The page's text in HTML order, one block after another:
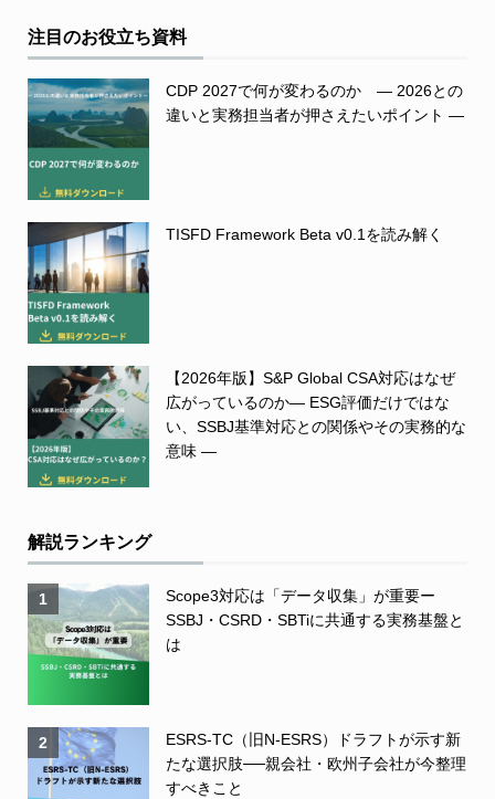
注目のお役立ち資料
CDP 2027で何が変わるのか ― 2026との
違いと実務担当者が押さえたいポイント ―
TISFD Framework Beta v0.1を読み解く
【2026年版】S&P Global CSA対応はなぜ
広がっているのか― ESG評価だけではな
い、SSBJ基準対応との関係やその実務的な
意味 ―
解説ランキング
1
Scope3対応は「データ収集」が重要ー
SSBJ・CSRD・SBTiに共通する実務基盤と
は
2
ESRS-TC（旧N-ESRS）ドラフトが示す新
たな選択肢──親会社・欧州子会社が今整理
すべきこと